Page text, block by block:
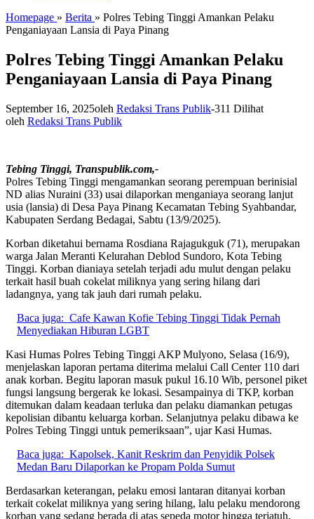
Homepage » Berita » Polres Tebing Tinggi Amankan Pelaku
Penganiayaan Lansia di Paya Pinang
Polres Tebing Tinggi Amankan Pelaku
Penganiayaan Lansia di Paya Pinang
September 16, 2025oleh Redaksi Trans Publik-311 Dilihat
oleh Redaksi Trans Publik
Tebing Tinggi, Transpublik.com,-
Polres Tebing Tinggi mengamankan seorang perempuan berinisial
ND alias Nuraini (33) usai dilaporkan menganiaya seorang lanjut
usia (lansia) di Desa Paya Pinang Kecamatan Tebing Syahbandar,
Kabupaten Serdang Bedagai, Sabtu (13/9/2025).
Korban diketahui bernama Rosdiana Rajagukguk (71), merupakan
warga Jalan Meranti Kelurahan Deblod Sundoro, Kota Tebing
Tinggi. Korban dianiaya setelah terjadi adu mulut dengan pelaku
terkait hasil buah cokelat miliknya yang sering hilang dari
ladangnya, yang tak jauh dari rumah pelaku.
Baca juga: Cafe Kawan Kofie Tebing Tinggi Tidak Pernah
Menyediakan Hiburan LGBT
Kasi Humas Polres Tebing Tinggi AKP Mulyono, Selasa (16/9),
menjelaskan laporan pertama diterima melalui Call Center 110 dari
anak korban. Begitu laporan masuk pukul 16.10 Wib, personel piket
fungsi langsung bergerak ke lokasi. Sesampainya di TKP, korban
ditemukan dalam keadaan terluka dan pelaku diamankan petugas
kepolisian dibantu keluarga korban. Selanjutnya pelaku dibawa ke
Polres Tebing Tinggi untuk pemeriksaan”, ujar Kasi Humas.
Baca juga: Kapolsek, Kanit Reskrim dan Penyidik Polsek
Medan Baru Dilaporkan ke Propam Polda Sumut
Berdasarkan keterangan, pelaku emosi lantaran ditanyai korban
terkait cokelat miliknya yang sering hilang, lalu pelaku mendorong
korban yang sedang berada di atas sepeda motor hingga terjatuh.